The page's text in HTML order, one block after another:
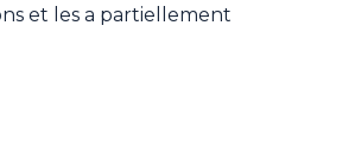
et les a partiellement